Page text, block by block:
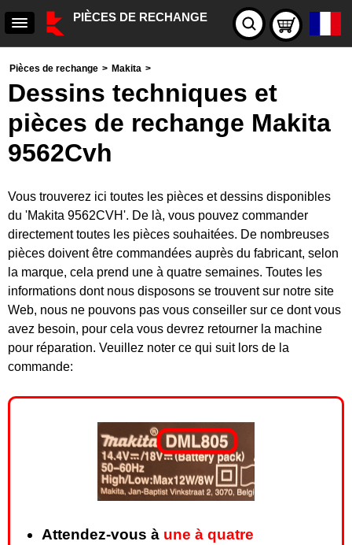
PIÈCES DE RECHANGE
Pièces de rechange > Makita >
Dessins techniques et
pièces de rechange Makita
9562Cvh
Vous trouverez ici toutes les pièces et dessins disponibles
du 'Makita 9562CVH'. De là, vous pouvez commander
directement toutes les pièces souhaitées. De nombreuses
pièces doivent être commandées auprès du fabricant, selon
la marque, cela prend une à quatre semaines. Toutes les
informations dont nous disposons se trouvent sur notre site
Web, nous ne pouvons pas vous conseiller sur ce dont vous
avez besoin, pour cela vous devrez retourner la machine
pour réparation. Veuillez noter ce qui suit lors de la
commande:
Attendez-vous à une à quatre